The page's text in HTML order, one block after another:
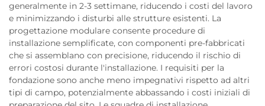
generalmente in 2-3 settimane, riducendo i costi del lavoro
e minimizzando i disturbi alle strutture esistenti. La
progettazione modulare consente procedure di
installazione semplificate, con componenti pre-fabbricati
che si assemblano con precisione, riducendo il rischio di
errori costosi durante l'installazione. I requisiti per la
fondazione sono anche meno impegnativi rispetto ad altri
tipi di campo, potenzialmente abbassando i costi iniziali di